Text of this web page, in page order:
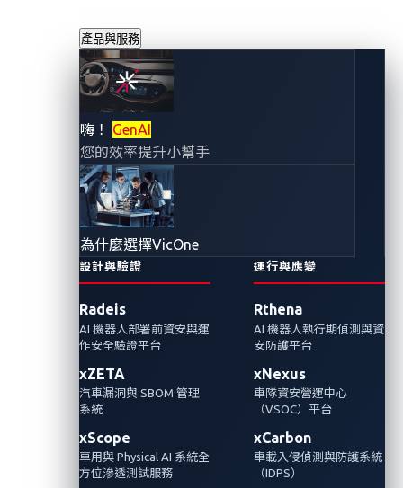
產品與服務
嗨！ GenAI
您的效率提升小幫手
為什麼選擇VicOne
設計與驗證
Radeis
AI 機器人部署前資安與運
作安全驗證平台
xZETA
汽車漏洞與 SBOM 管理
系統
xScope
車用與 Physical AI 系統全
方位滲透測試服務
運行與應變
Rthena
AI 機器人執行期偵測與資
安防護平台
xNexus
車隊資安營運中心
（VSOC）平台
xCarbon
車載入侵偵測與防護系統
（IDPS）
VicOne可偵測零時
差漏洞並提供情境
化攻擊路徑的獨家
解決方案在AWS
Marketplace上架
VicOne
VicOne協助汽車產業更有效率且更輕鬆地保護
供應鏈防禦零時差漏洞與網路攻擊